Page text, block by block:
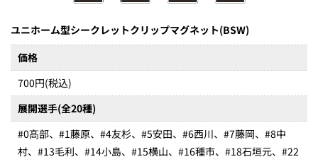
ユニホーム型シークレットクリップマグネット(BSW)
価格
700円(税込)
展開選手(全20種)
#0髙部、#1藤原、#4友杉、#5安田、#6西川、#7藤岡、#8中
村、#13毛利、#14小島、#15横山、#16種市、#18石垣元、#22